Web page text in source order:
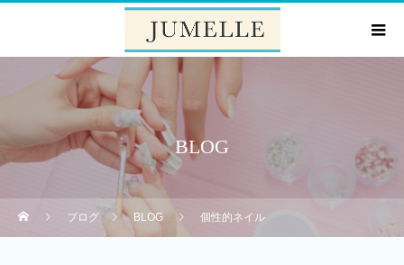
BLOG
ブログ BLOG 個性的ネイル